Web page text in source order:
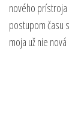
nového prístroja
postupom času
moja už nie